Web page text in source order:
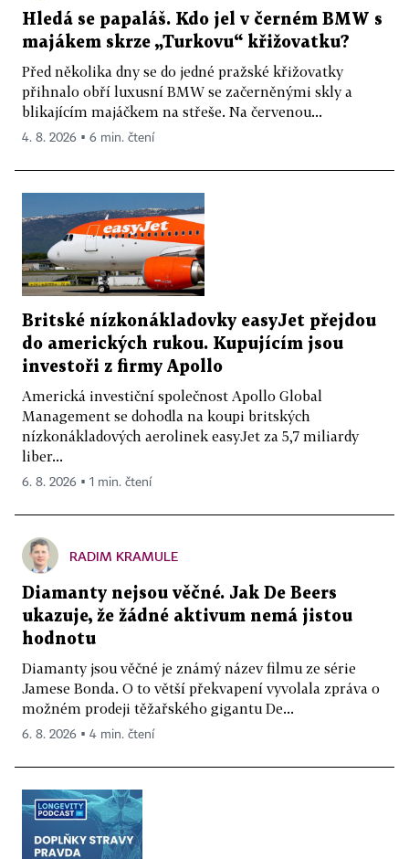
Hledá se papaláš. Kdo jel v černém BMW s
majákem skrze „Turkovu“ křižovatku?
Před několika dny se do jedné pražské křižovatky
přihnalo obří luxusní BMW se začerněnými skly a
blikajícím majáčkem na střeše. Na červenou...
4. 8. 2026 ▪ 6 min. čtení
Britské nízkonákladovky easyJet přejdou
do amerických rukou. Kupujícím jsou
investoři z firmy Apollo
Americká investiční společnost Apollo Global
Management se dohodla na koupi britských
nízkonákladových aerolinek easyJet za 5,7 miliardy
liber...
6. 8. 2026 ▪ 1 min. čtení
RADIM KRAMULE
Diamanty nejsou věčné. Jak De Beers
ukazuje, že žádné aktivum nemá jistou
hodnotu
Diamanty jsou věčné je známý název filmu ze série
Jamese Bonda. O to větší překvapení vyvolala zpráva o
možném prodeji těžařského gigantu De...
6. 8. 2026 ▪ 4 min. čtení